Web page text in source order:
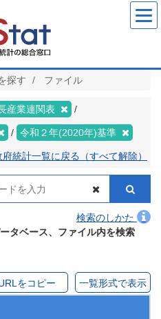
探す ファイル
産業連関表
令和２年(2020年)基準
府統計一覧に戻る（すべて解除）
検索のしかた
タベース、ファイル内を検索
をコピー 一覧形式で表示